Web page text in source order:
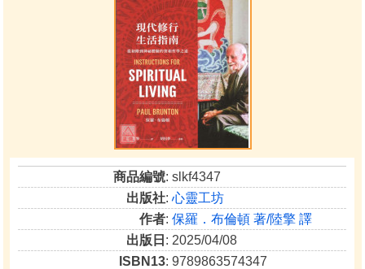
商品編號: slkf4347
出版社:心靈工坊
作者:保羅．布倫頓 著/陸擎 譯
出版日 : 2025/04/08
ISBN13: 9789863574347